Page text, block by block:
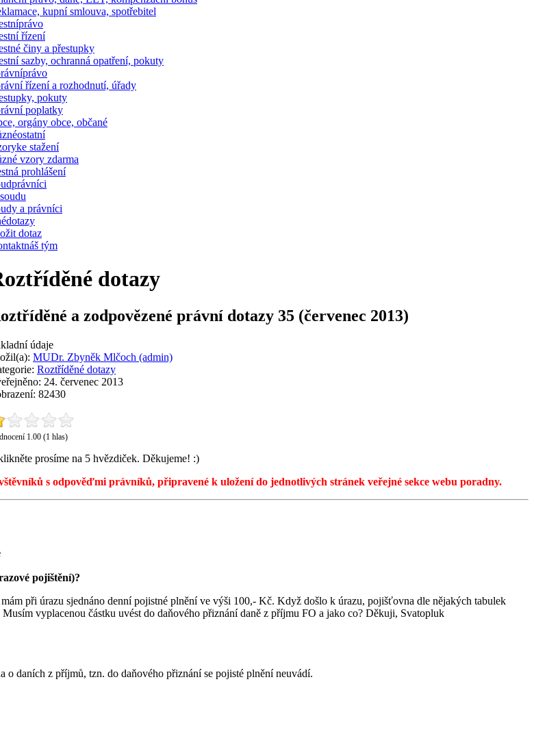
kupní smlouva, spotřebitel
právo
řízení
činy a přestupky
sazby, ochranná opatření, pokuty
právo
řízení a rozhodnutí, úřady
pokuty
poplatky
orgány obce, občané
ostatní
ke stažení
vzory zdarma
prohlášení
právníci
a právníci
dotazy
dotaz
náš tým
dotazy
a zodpovězené právní dotazy 35 (červenec 2013)
údaje
MUDr. Zbyněk Mlčoch (admin)
Roztříděné dotazy
24. červenec 2013
82430
1.00 (1 hlas)
prosíme na 5 hvězdiček. Děkujeme! :)
s odpověďmi právníků, připravené k uložení do jednotlivých stránek veřejné sekce webu poradny.
pojištění)?
při úrazu sjednáno denní pojistné plnění ve výši 100,- Kč. Když došlo k úrazu, pojišťovna dle nějakých tabulek
vyplacenou částku uvést do daňového přiznání daně z příjmu FO a jako co? Děkuji, Svatopluk
daních z příjmů, tzn. do daňového přiznání se pojisté plnění neuvádí.